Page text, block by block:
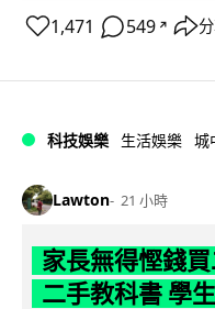
1,471 549 ↗
科技娛樂 生活娛樂 城
Lawton 21 小時
家長無得慳錢
二手教科書 學